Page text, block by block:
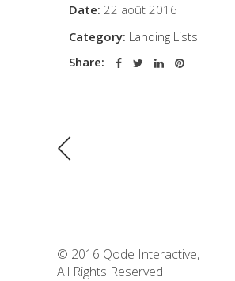
Date: 22 août 2016
Category: Landing Lists
Share:
© 2016 Qode Interactive,
All Rights Reserved